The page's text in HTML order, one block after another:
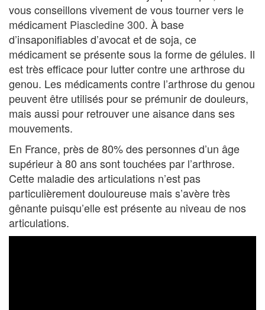
vous conseillons vivement de vous tourner vers le
médicament Piascledine 300. À base
d’insaponifiables d’avocat et de soja, ce
médicament se présente sous la forme de gélules. Il
est très efficace pour lutter contre une arthrose du
genou. Les médicaments contre l’arthrose du genou
peuvent être utilisés pour se prémunir de douleurs,
mais aussi pour retrouver une aisance dans ses
mouvements.
En France, près de 80% des personnes d’un âge
supérieur à 80 ans sont touchées par l’arthrose.
Cette maladie des articulations n’est pas
particulièrement douloureuse mais s’avère très
gênante puisqu’elle est présente au niveau de nos
articulations.